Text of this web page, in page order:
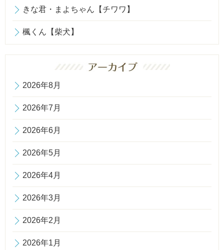
きな君・まよちゃん【チワワ】
楓くん【柴犬】
2026年8月
2026年7月
2026年6月
2026年5月
2026年4月
2026年3月
2026年2月
2026年1月